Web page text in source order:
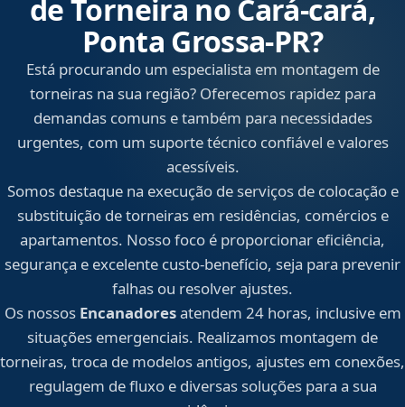
de Torneira no Cará-cará,
Ponta Grossa‑PR?
Está procurando um especialista em montagem de
torneiras na sua região? Oferecemos rapidez para
demandas comuns e também para necessidades
urgentes, com um suporte técnico confiável e valores
acessíveis.
Somos destaque na execução de serviços de colocação e
substituição de torneiras em residências, comércios e
apartamentos. Nosso foco é proporcionar eficiência,
segurança e excelente custo-benefício, seja para prevenir
falhas ou resolver ajustes.
Os nossos Encanadoresatendem 24 horas, inclusive em
situações emergenciais. Realizamos montagem de
torneiras, troca de modelos antigos, ajustes em conexões,
regulagem de fluxo e diversas soluções para a sua